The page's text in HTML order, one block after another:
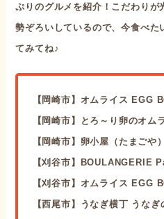
ぷりのグルメを紹介！こだわり
勢ぞろいしているので、今食べ
てみてね♪
【岡崎市】オムライス EGG
【岡崎市】とろ～り卵のオ
【岡崎市】卵小屋（たまごや）
【刈谷市】BOULANGERIE
【刈谷市】オムライス EGG
【西尾市】うなぎ横丁 うな